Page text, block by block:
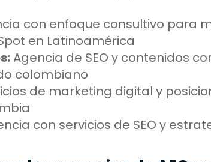
con enfoque consultivo para
en Latinoamérica
Agencia de SEO y contenidos
colombiano
de marketing digital y
con servicios de SEO y